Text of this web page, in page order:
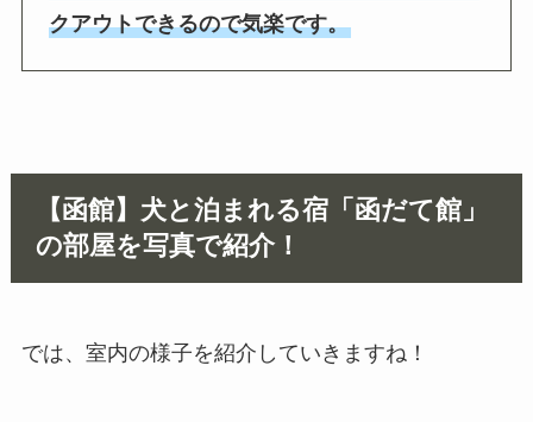
クアウトできるので気楽です。
【函館】犬と泊まれる宿「函だて館」
の部屋を写真で紹介！
では、室内の様子を紹介していきますね！